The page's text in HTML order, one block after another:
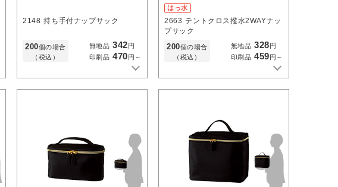
2148 持ち手付ナップサック
200個の場合
（税込）
無地品 342 円
印刷品 470 円～
はっ水
2663 テントクロス撥水2WAYナッ
プサック
200個の場合
（税込）
無地品 328 円
印刷品 459 円～